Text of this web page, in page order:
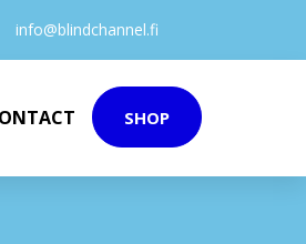
info@blindchannel.fi
SHOP